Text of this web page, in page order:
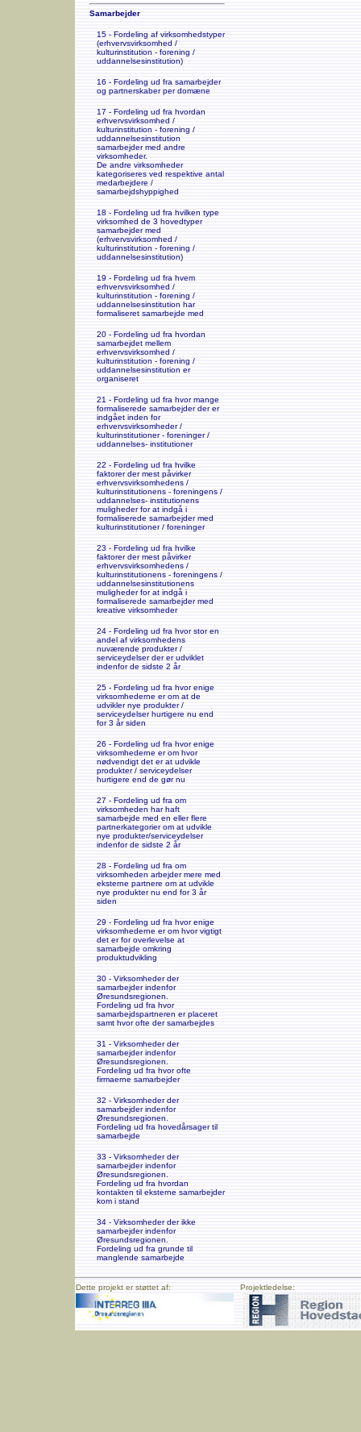
Samarbejder
15 - Fordeling af virksomhedstyper
(erhvervsvirksomhed /
kulturinstitution - forening /
uddannelsesinstitution)
16 - Fordeling ud fra samarbejder
og partnerskaber per domæne
17 - Fordeling ud fra hvordan
erhvervsvirksomhed /
kulturinstitution - forening /
uddannelsesinstitution
samarbejder med andre
virksomheder.
De andre virksomheder
kategoriseres ved respektive antal
medarbejdere /
samarbejdshyppighed
18 - Fordeling ud fra hvilken type
virksomhed de 3 hovedtyper
samarbejder med
(erhvervsvirksomhed /
kulturinstitution - forening /
uddannelsesinstitution)
19 - Fordeling ud fra hvem
erhvervsvirksomhed /
kulturinstitution - forening /
uddannelsesinstitution har
formaliseret samarbejde med
20 - Fordeling ud fra hvordan
samarbejdet mellem
erhvervsvirksomhed /
kulturinstitution - forening /
uddannelsesinstitution er
organiseret
21 - Fordeling ud fra hvor mange
formaliserede samarbejder der er
indgået inden for
erhvervsvirksomheder /
kulturinstitutioner - foreninger /
uddannelses- institutioner
22 - Fordeling ud fra hvilke
faktorer der mest påvirker
erhvervsvirksomhedens /
kulturinstitutionens - foreningens /
uddannelses- institutionens
muligheder for at indgå i
formaliserede samarbejder med
kulturinstitutioner / foreninger
23 - Fordeling ud fra hvilke
faktorer der mest påvirker
erhvervsvirksomhedens /
kulturinstitutionens - foreningens /
uddannelsesinstitutionens
muligheder for at indgå i
formaliserede samarbejder med
kreative virksomheder
24 - Fordeling ud fra hvor stor en
andel af virksomhedens
nuværende produkter /
serviceydelser der er udviklet
indenfor de sidste 2 år
25 - Fordeling ud fra hvor enige
virksomhederne er om at de
udvikler nye produkter /
serviceydelser hurtigere nu end
for 3 år siden
26 - Fordeling ud fra hvor enige
virksomhederne er om hvor
nødvendigt det er at udvikle
produkter / serviceydelser
hurtigere end de gør nu
27 - Fordeling ud fra om
virksomheden har haft
samarbejde med en eller flere
partnerkategorier om at udvikle
nye produkter/serviceydelser
indenfor de sidste 2 år
28 - Fordeling ud fra om
virksomheden arbejder mere med
eksterne partnere om at udvikle
nye produkter nu end for 3 år
siden
29 - Fordeling ud fra hvor enige
virksomhederne er om hvor vigtigt
det er for overlevelse at
samarbejde omkring
produktudvikling
30 - Virksomheder der
samarbejder indenfor
Øresundsregionen.
Fordeling ud fra hvor
samarbejdspartneren er placeret
samt hvor ofte der samarbejdes
31 - Virksomheder der
samarbejder indenfor
Øresundsregionen.
Fordeling ud fra hvor ofte
firmaerne samarbejder
32 - Virksomheder der
samarbejder indenfor
Øresundsregionen.
Fordeling ud fra hovedårsager til
samarbejde
33 - Virksomheder der
samarbejder indenfor
Øresundsregionen.
Fordeling ud fra hvordan
kontakten til eksterne samarbejder
kom i stand
34 - Virksomheder der ikke
samarbejder indenfor
Øresundsregionen.
Fordeling ud fra grunde til
manglende samarbejde
Dette projekt er støttet af: Projektledelse: